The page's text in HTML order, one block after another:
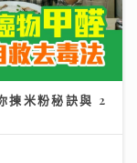
揀米粉秘訣與 2